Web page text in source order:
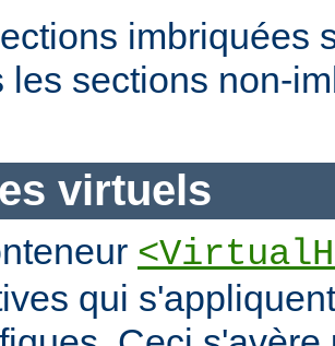
imbriquées
les sections non-
virtuels
qui